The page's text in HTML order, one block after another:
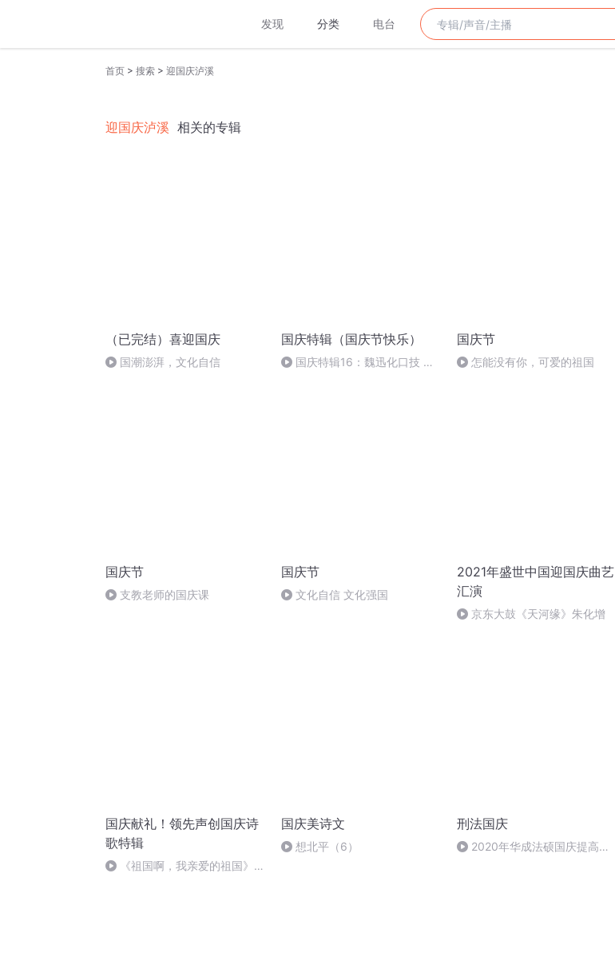
发现 分类 电台
首页 > 搜索 > 迎国庆泸溪
迎国庆泸溪 相关的专辑
（已完结）喜迎国庆
国潮澎湃，文化自信
国庆特辑（国庆节快乐）
国庆特辑16：魏迅化口技 二
国庆节
怎能没有你，可爱的祖国
国庆节
支教老师的国庆课
国庆节
文化自信 文化强国
2021年盛世中国迎国庆曲艺
汇演
京东大鼓《天河缘》朱化增
国庆献礼！领先声创国庆诗
歌特辑
《祖国啊，我亲爱的祖国》温
国庆美诗文
想北平（6）
刑法国庆
2020年华成法硕国庆提高班